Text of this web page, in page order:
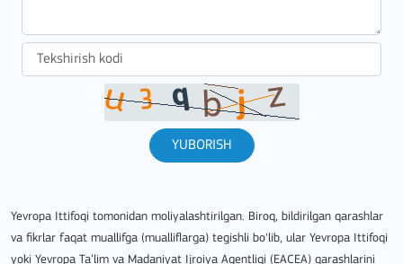
YUBORISH
Yevropa Ittifoqi tomonidan moliyalashtirilgan. Biroq, bildirilgan qarashlar
va fikrlar faqat muallifga (mualliflarga) tegishli bo‘lib, ular Yevropa Ittifoqi
yoki Yevropa Ta’lim va Madaniyat Ijroiya Agentligi (EACEA) qarashlarini